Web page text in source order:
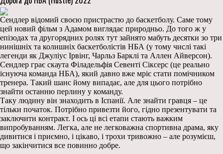
Сендлер відомий своєю пристрастю до баскетболу. Саме тому
цей новий фільм з Адамом виглядає природньо. До того ж у
епізодах та другорядних ролях тут зайнято мабуть десятки зо три
нинішніх та колишніх баскетболістів НБА (у тому числі такі
легенди як Джуліус Ірвінг, Чарльз Барклі та Аллен Айверсон).
Сендлер грає скаута Філадельфія Севенті Сіксерс (це реально
існуюча команда НБА), який давно вже мріє стати помічником
тренера. Такий шанс йому випадає, але для цього потрібно
знайти останню перлину у команду.
Таку людину він знаходить в Іспанії. Але знайти гравця – це
тільки початок. Потрібно привезти його, гідно презентувати та
заключити контракт. І ось ці всі етапи стають важким
випробуванням. Легка, але не легковажна спортивна драма, яку
дивитися і приємно, і цікаво, і трохи тривожно – але розумієш,
що закінчитися все повинно добре.